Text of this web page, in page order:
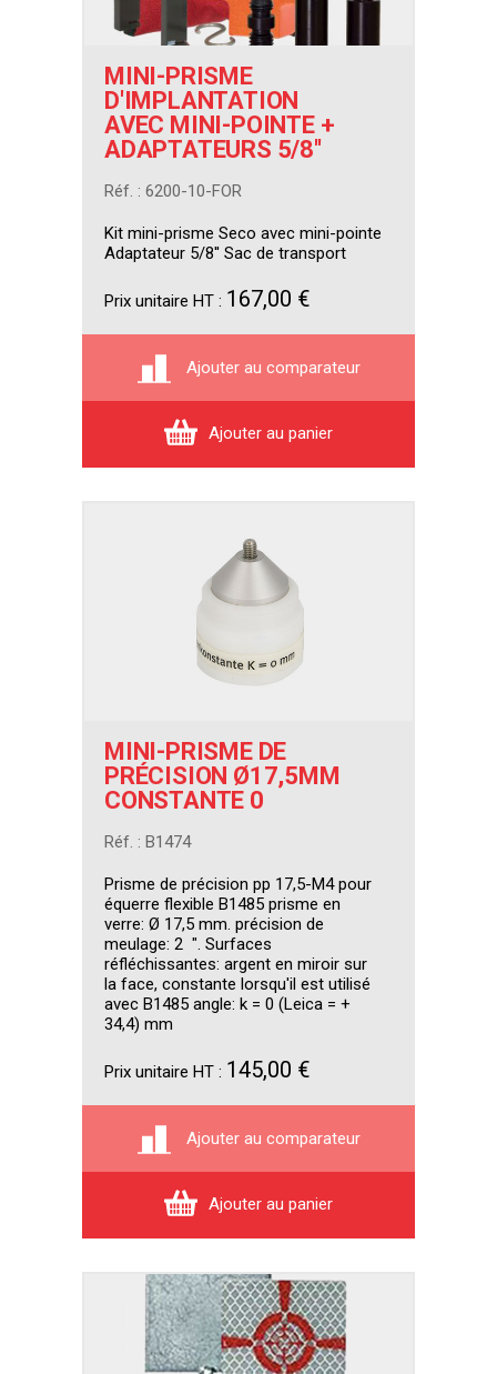
MINI-PRISME
D'IMPLANTATION
AVEC MINI-POINTE +
ADAPTATEURS 5/8''
Réf. : 6200-10-FOR
Kit mini-prisme Seco avec mini-pointe
Adaptateur 5/8'' Sac de transport
Prix unitaire HT : 167,00 €
Ajouter au comparateur
Ajouter au panier
MINI-PRISME DE
PRÉCISION Ø17,5MM
CONSTANTE 0
Réf. : B1474
Prisme de précision pp 17,5-M4 pour
équerre flexible B1485 prisme en
verre: Ø 17,5 mm. précision de
meulage: 2 ". Surfaces
réfléchissantes: argent en miroir sur
la face, constante lorsqu'il est utilisé
avec B1485 angle: k = 0 (Leica = +
34,4) mm
Prix unitaire HT : 145,00 €
Ajouter au comparateur
Ajouter au panier